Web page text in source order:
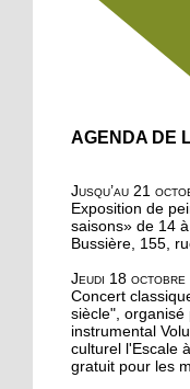
16 octobre
On a testé
marche
Au nord
on
Bouffée
jardins
Robertsau
16 octobre
AGENDA DE
Jusqu’au 21
Exposition de
saisons» de 14
Bussière, 155,
Jeudi 18 octobre
Concert
siècle", organisé
instrumental
culturel l'Escale
gratuit pour les